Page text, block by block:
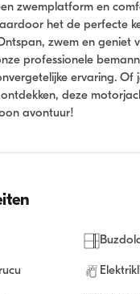
zwemplatform en
het de perfecte
zwem en geniet
professionele
ervaring. Of
deze
avontuur!